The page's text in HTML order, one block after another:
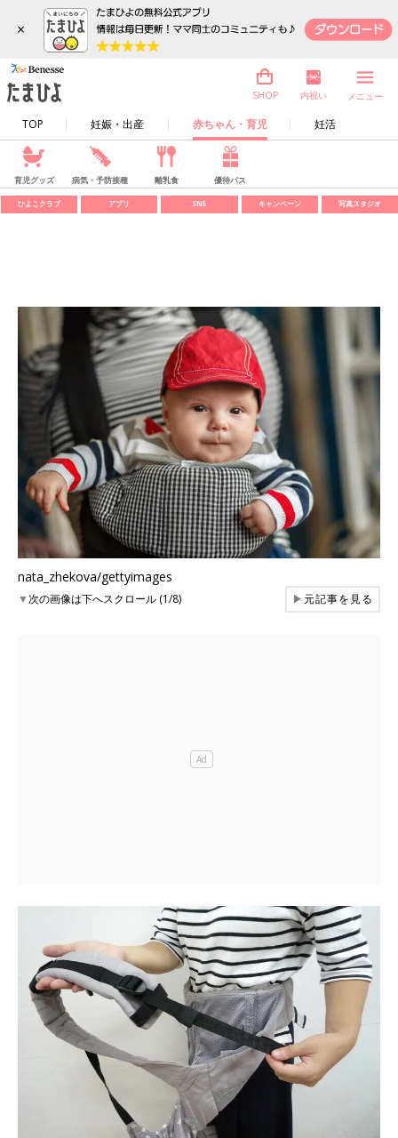
×
TOP 妊娠・出産 赤ちゃん・育児 妊活
SHOP 内祝い メニュー
育児グッズ 病気・予防接種 離乳食 優待パス
ひよこクラブ アプリ SNS キャンペーン 写真スタジオ
nata_zhekova/gettyimages
▼次の画像は下へスクロール (1/8) ▶元記事を見る